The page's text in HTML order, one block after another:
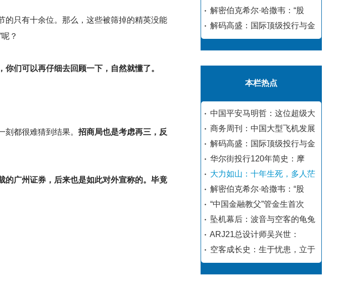
的只有十余位。那么，这些被筛掉的精英没能
？
们可以再仔细去回顾一下，自然就懂了。
都很难猜到结果。 招商局也是考虑再三，反
的广州证券，后来也是如此对外宣称的。毕竟
解密伯克希尔·哈撒韦：“股
解码高盛：国际顶级投行与金
本栏热点
中国平安马明哲：这位超级大
商务周刊：中国大型飞机发展
解码高盛：国际顶级投行与金
华尔街投行120年简史：摩
大力如山：十年生死，多人茫
解密伯克希尔·哈撒韦：“股
“中国金融教父”管金生首次
坠机幕后：波音与空客的龟兔
ARJ21总设计师吴兴世：
空客成长史：生于忧患，立于